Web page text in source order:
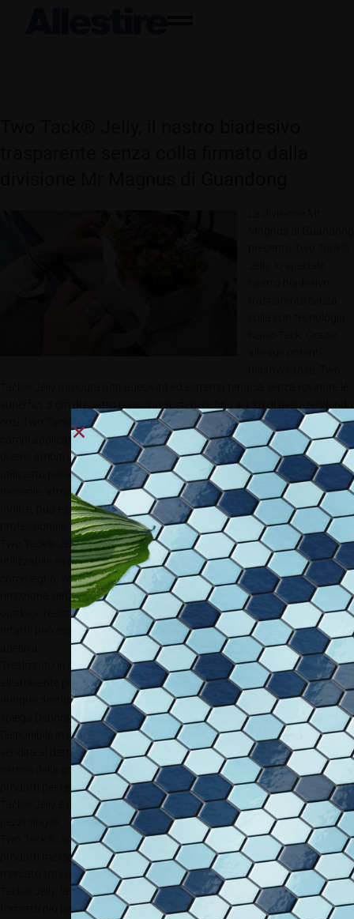
così Two Tack® Jelly un’alternativa meno invasiva ai classici chiodi. I
campi applicativi sono infiniti: interior e in-store decoration, home decor e
diversi ambiti della visual communication. Two Tack® Jelly può essere
utilizzato per appendere stampe, pannelli, quadri e fotografie; fissare
mensole, attrezzi o utensili; fermare tappeti e zerbini; attaccare tende.
Inoltre, può essere impiegato come sostituto della colla anche per uso
professionale, in particolar modo nella realizzazione di allestimenti.
Two Tack® Jelly è contraddistinto da grande versatilità che lo rende
utilizzabile su qualsiasi superficie, liscia o irregolare, anche le più delicate
come legno, vetro, gres, ceramica. L’assenza di colla ne assicura la
rimozione senza lasciare residui. Ideale sia per applicazioni indoor sia
outdoor, resiste anche all’acqua senza perdere il suo potere incollante.
Infatti, può essere lavato e riutilizzato fino all’esaurimento della capacità
“Realizzato in gel trasparente, questo prodotto strizza l’occhio
all’ambiente poiché a fine vita può essere smaltito insieme alla plastica e
dunque destinato al riciclo, così come il suo imballo in cartone riciclato”,
spiega Debora Martinez, Sales Specialist di Mr Magnus.
Disponibile in rotoli da 3 metri x 2,5 cm di larghezza, Two Tack® Jelly è in
vendita al dettaglio presso ferramenta, cartolerie, copisterie, primarie
catene della grande distribuzione e centri specializzati nella vendita di
prodotti per l’edilizia e il fai da te tra cui il Gruppo Made. Inoltre, Two
Tack® Jelly è acquistabile online sull’e-shop di Mr Magnus, anche in
Two Tack® Jelly fa parte della Bravo Collection by Mr Magnus, la linea di
prodotti messa a punto dall’omonima business unit di Guandong per un
mercato trasversale, dagli stampatori fino al mondo B2C. Oltre a Two
Tack® Jelly, la Bravo Collection comprende infatti esclusive specialità in
formato più piccolo tra cui nastri adesivi, lavagne, fogli ed etichette